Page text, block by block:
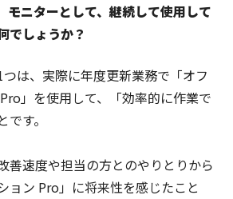
モニターとして、継続して使用して
でしょうか？
は、実際に年度更新業務で「オフ
」を使用して、「効率的に作業で
す。
善速度や担当の方とのやりとりから
ョン Pro」に将来性を感じたこと